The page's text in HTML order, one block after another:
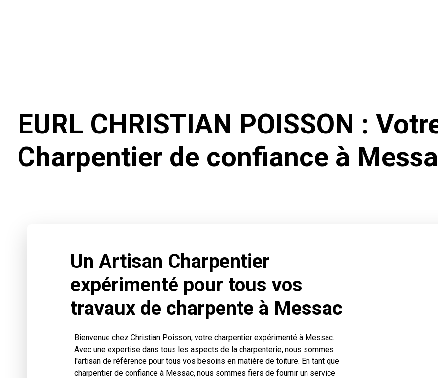
EURL CHRISTIAN POISSON :
Charpentier de confiance à
Un Artisan Charpentier
expérimenté pour tous vos
travaux de charpente à Messac
Bienvenue chez Christian Poisson, votre charpentier expérimenté à Messac.
Avec une expertise dans tous les aspects de la charpenterie, nous sommes
l'artisan de référence pour tous vos besoins en matière de toiture. En tant que
charpentier de confiance à Messac, nous sommes fiers de fournir un service